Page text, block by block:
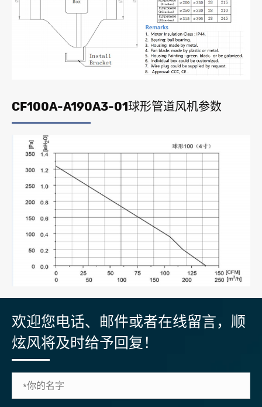
CF100A-A190A3-01球形管道风机参数
欢迎您电话、邮件或者在线留言，顺
炫风将及时给予回复！